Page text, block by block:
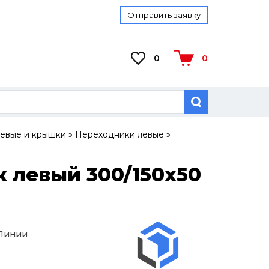
Отправить заявку
0 0
и крышки » Переходники левые »
левый 300/150х50